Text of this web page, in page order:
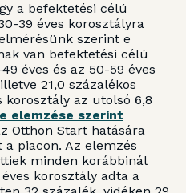
a befektetési célú
39 éves korosztályra
szerint e
van befektetési célú
éves és az 50-59 éves
21,0 százalékos
korosztály az utolsó 6,8
elemzése szerint
Otthon Start hatására
piacon. Az elemzés
minden korábbinál
korosztály adta a